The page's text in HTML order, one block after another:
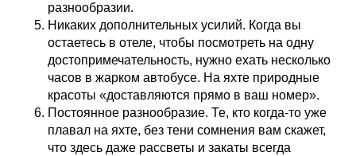
разнообразии.
Никаких дополнительных усилий. Когда вы
остаетесь в отеле, чтобы посмотреть на одну
достопримечательность, нужно ехать несколько
часов в жарком автобусе. На яхте природные
красоты «доставляются прямо в ваш номер».
Постоянное разнообразие. Те, кто когда-то уже
плавал на яхте, без тени сомнения вам скажет,
что здесь даже рассветы и закаты всегда